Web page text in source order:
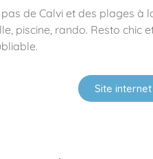
de Calvi et des plages à
piscine, rando. Resto chic
Site internet